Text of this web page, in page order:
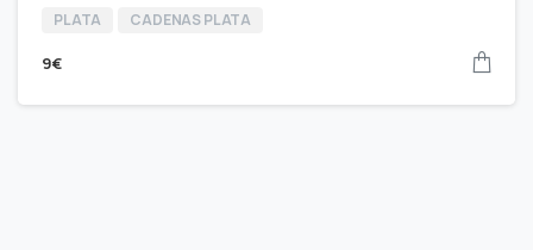
PLATA CADENAS PLATA
9€